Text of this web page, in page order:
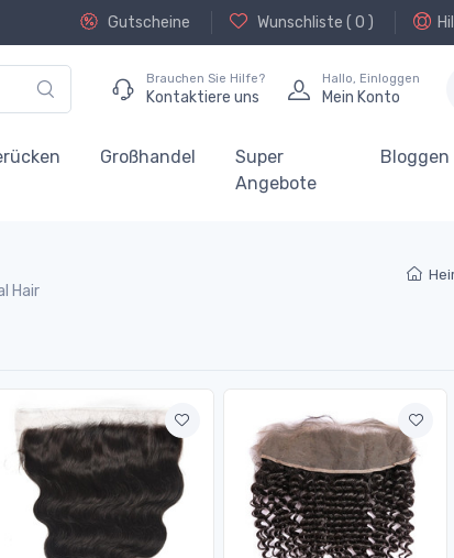
Gutscheine Wunschliste (0 )
Brauchen Sie Hilfe?
Kontaktiere uns
Hallo, Einloggen
Mein Konto
Großhandel
Super
Angebote
Bloggen
Hair